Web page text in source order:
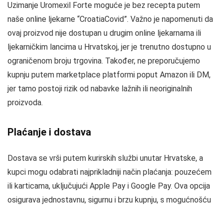
Uzimanje Uromexil Forte moguće je bez recepta putem
naše online ljekarne “CroatiaCovid”. Važno je napomenuti da
ovaj proizvod nije dostupan u drugim online ljekarnama ili
ljekarničkim lancima u Hrvatskoj, jer je trenutno dostupno u
ograničenom broju trgovina. Također, ne preporučujemo
kupnju putem marketplace platformi poput Amazon ili DM,
jer tamo postoji rizik od nabavke lažnih ili neoriginalnih
proizvoda.
Plaćanje i dostava
Dostava se vrši putem kurirskih službi unutar Hrvatske, a
kupci mogu odabrati najprikladniji način plaćanja: pouzećem
ili karticama, uključujući Apple Pay i Google Pay. Ova opcija
osigurava jednostavnu, sigurnu i brzu kupnju, s mogućnošću